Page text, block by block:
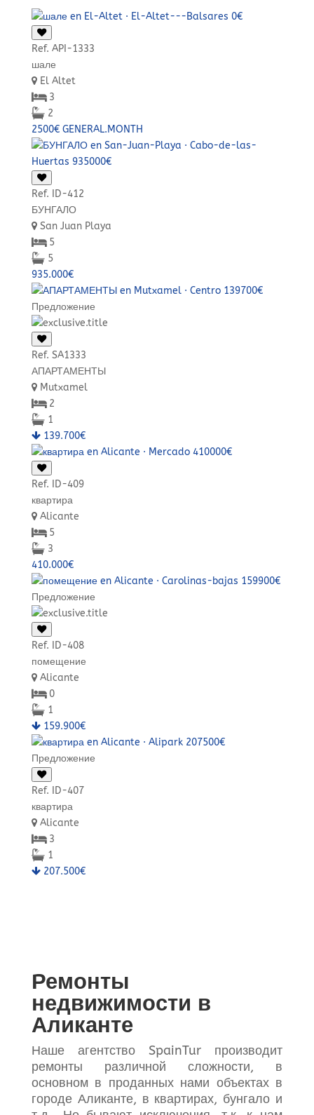
Ref. API-1333
шале
El Altet
3
2
2500€ GENERAL.MONTH
Ref. ID-412
БУНГАЛО
San Juan Playa
5
5
935.000€
Предложение
Ref. SA1333
АПАРТАМЕНТЫ
Mutxamel
2
1
139.700€
Ref. ID-409
квартира
Alicante
5
3
410.000€
Предложение
Ref. ID-408
помещение
Alicante
0
1
159.900€
Предложение
Ref. ID-407
квартира
Alicante
3
1
207.500€
Ремонты
недвижимости в
Аликанте
Наше агентство SpainTur производит
ремонты различной сложности, в
основном в проданных нами объектах в
городе Аликанте, в квартирах, бунгало и